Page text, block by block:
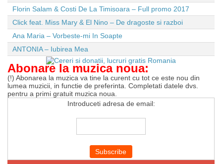
Florin Salam & Costi De La Timisoara – Full promo 2017
Click feat. Miss Mary & El Nino – De dragoste si razboi
Ana Maria – Vorbeste-mi In Soapte
ANTONIA – Iubirea Mea
Abonare la muzica noua:
(!) Abonarea la muzica va tine la curent cu tot ce este nou din
lumea muzicii, in functie de preferinta. Completati datele dvs.
pentru a primi gratuit muzica noua.
Introduceti adresa de email: